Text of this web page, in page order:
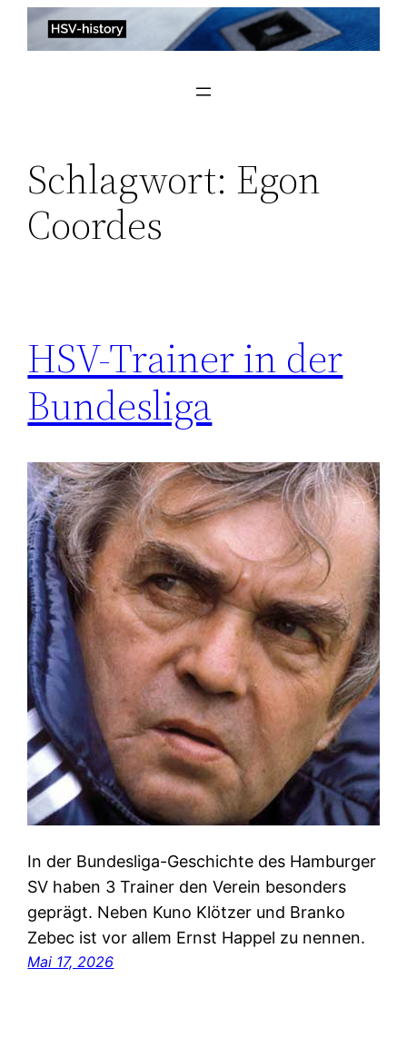
Zum
Inhalt
Schlagwort: Egon
Coordes
HSV-Trainer in der
Bundesliga
In der Bundesliga-Geschichte des Hamburger
SV haben 3 Trainer den Verein besonders
geprägt. Neben Kuno Klötzer und Branko
Zebec ist vor allem Ernst Happel zu nennen.
Mai 17, 2026